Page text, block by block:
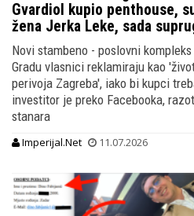
Gvardiol kupio penthouse,
žena Jerka Leke, sada
Novi stambeno - poslovni
Gradu vlasnici reklamiraju kao
perivoja Zagreba', iako bi kupci
investitor je preko Facebooka,
stanara
Imperijal.Net 11.07.2026